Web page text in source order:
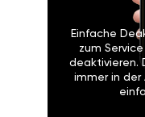
Einfache
zum
deaktivieren.
immer in der